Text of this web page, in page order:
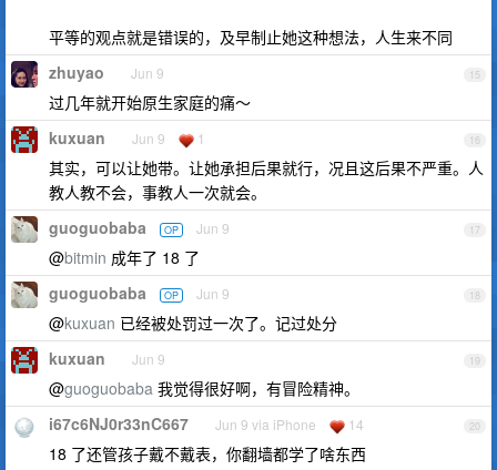
平等的观点就是错误的，及早制止她这种想法，人生来不同
15
zhuyao Jun 9
过几年就开始原生家庭的痛～
16
kuxuan Jun 9 1
其实，可以让她带。让她承担后果就行，况且这后果不严重。人
教人教不会，事教人一次就会。
17
guoguobaba OP Jun 9
@bitmin 成年了 18 了
18
guoguobaba OP Jun 9
@kuxuan 已经被处罚过一次了。记过处分
19
kuxuan Jun 9
@guoguobaba 我觉得很好啊，有冒险精神。
20
i67c6NJ0r33nC667 Jun 9 via iPhone 14
18 了还管孩子戴不戴表，你翻墙都学了啥东西